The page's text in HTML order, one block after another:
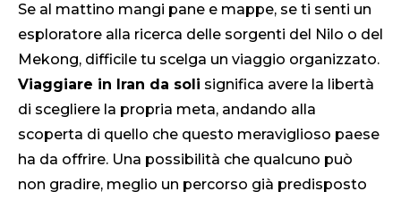
Se al mattino mangi pane e mappe, se ti senti un
esploratore alla ricerca delle sorgenti del Nilo o del
Mekong, difficile tu scelga un viaggio organizzato.
Viaggiare in Iran da soli significa avere la libertà
di scegliere la propria meta, andando alla
scoperta di quello che questo meraviglioso paese
ha da offrire. Una possibilità che qualcuno può
non gradire, meglio un percorso già predisposto